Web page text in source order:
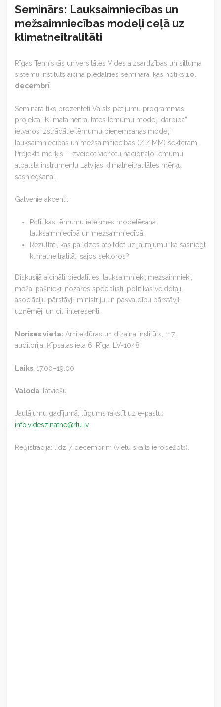
Seminārs: Lauksaimniecības un
mežsaimniecības modeļi ceļā uz
klimatneitralitāti
Rīgas Tehniskās universitātes Vides aizsardzības un siltuma
sistēmu institūts aicina piedalīties seminārā, kas notiks 10.
decembrī
Seminārā tiks prezentēti Valsts pētījumu programmas
projekta “Klimata neitralitātes lēmumu modeļi darbībā”
ietvaros izstrādātie lēmumu pieņemšanas modeļi
lauksaimniecības un mežsaimniecības (ZIZIMM) sektoram.
Projekta mērķis – izveidot vienotu nacionālo lēmumu
atbalsta instrumentu Latvijas klimatneitralitātes mērķu
sasniegšanai.
Galvenie akcenti:
Politikas lēmumu ietekmes modelēšana
lauksaimniecībā un mežsaimniecībā.
Rezultāti, kas palīdzēs atbildēt uz jautājumu: kā sasniegt
klimatneitralitāti šajos sektoros?
Diskusijā aicināti piedalīties: lauksaimnieki, mežsaimnieki,
meža īpašnieki, nozares speciālisti, politikas veidotāji,
asociāciju pārstāvji, ministriju un pašvaldību pārstāvji,
uzņēmēji un citi interesenti.
Norises vieta: Arhitektūras un dizaina institūts, 117.
auditorija, Ķīpsalas iela 6, Rīga, LV-1048
Laiks: 17.00–19.00
Valoda: latviešu
Jautājumu gadījumā, lūgums rakstīt uz e-pastu:
info.videszinatne@rtu.lv
Reģistrācija: līdz 7. decembrim (vietu skaits ierobežots).